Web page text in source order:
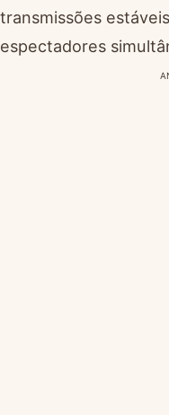
transmissões
espectadores